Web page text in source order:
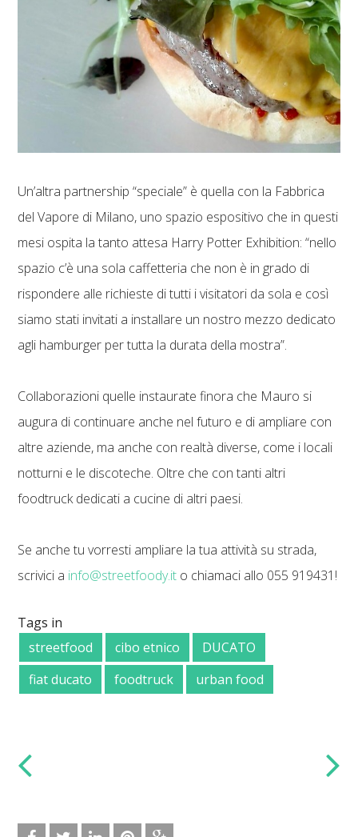
Un’altra partnership “speciale” è quella con la Fabbrica
del Vapore di Milano, uno spazio espositivo che in questi
mesi ospita la tanto attesa Harry Potter Exhibition: “nello
spazio c’è una sola caffetteria che non è in grado di
rispondere alle richieste di tutti i visitatori da sola e così
siamo stati invitati a installare un nostro mezzo dedicato
agli hamburger per tutta la durata della mostra”.
Collaborazioni quelle instaurate finora che Mauro si
augura di continuare anche nel futuro e di ampliare con
altre aziende, ma anche con realtà diverse, come i locali
notturni e le discoteche. Oltre che con tanti altri
foodtruck dedicati a cucine di altri paesi.
Se anche tu vorresti ampliare la tua attività su strada,
scrivici a info@streetfoody.it o chiamaci allo 055 919431!
Tags in
streetfood
cibo etnico
DUCATO
fiat ducato
foodtruck urban food